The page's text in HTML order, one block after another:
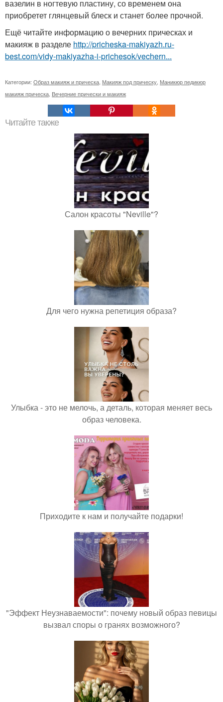
вазелин в ногтевую пластину, со временем она
приобретет глянцевый блеск и станет более прочной.
Ещё читайте информацию о вечерних прическах и
макияж в разделе http://pricheska-makiyazh.ru-
best.com/vidy-makiyazha-i-prichesok/vechern...
Категории: Образ макияж и прическа, Макияж под прическу, Маникюр педикюр
макияж прическа, Вечерние прически и макияж
Читайте также
Салон красоты "Neville"?
Для чего нужна репетиция образа?
Улыбка - это не мелочь, а деталь, которая меняет весь
образ человека.
Приходите к нам и получайте подарки!
"Эффект Неузнаваемости": почему новый образ певицы
вызвал споры о гранях возможного?